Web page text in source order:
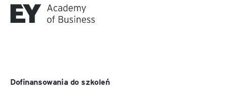
Dofinansowania do szkoleń